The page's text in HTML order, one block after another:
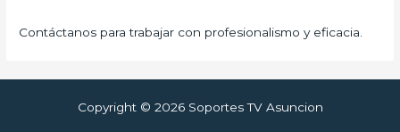
Contáctanos para trabajar con profesionalismo y eficacia.
Copyright © 2026 Soportes TV Asuncion